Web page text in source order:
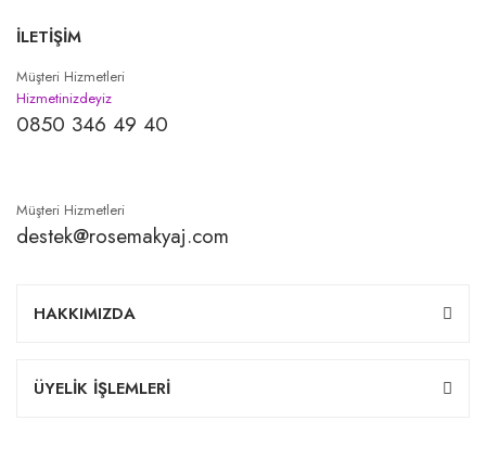
İLETİŞİM
Müşteri Hizmetleri
Hizmetinizdeyiz
0850 346 49 40
Müşteri Hizmetleri
destek@rosemakyaj.com
HAKKIMIZDA
ÜYELİK İŞLEMLERİ